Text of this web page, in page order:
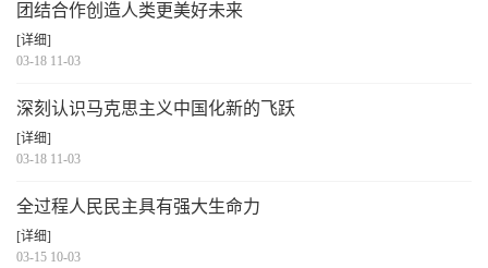
团结合作创造人类更美好未来
[详细]
03-18 11-03
深刻认识马克思主义中国化新的飞跃
[详细]
03-18 11-03
全过程人民民主具有强大生命力
[详细]
03-15 10-03